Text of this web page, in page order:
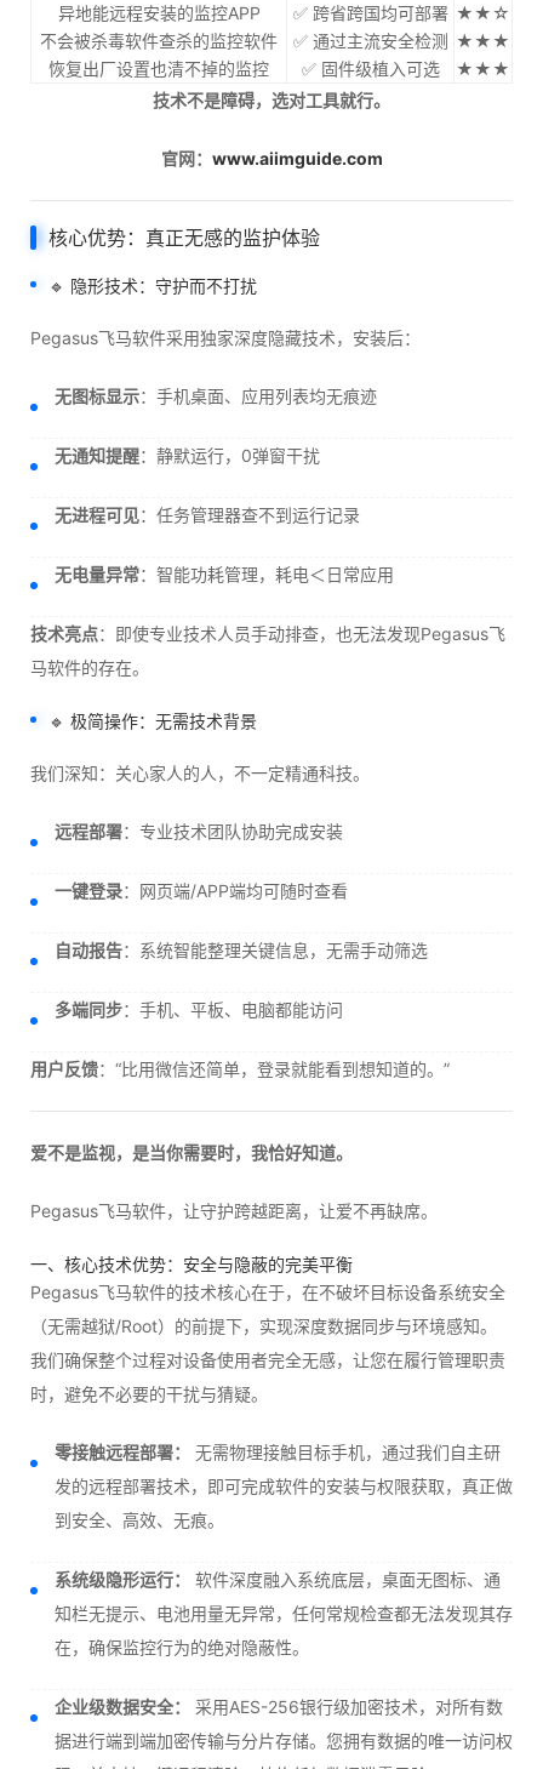
异地能远程安装的监控APP
✅ 跨省跨国均可部署 ★★☆
不会被杀毒软件查杀的监控软件
✅ 通过主流安全检测 ★★★
恢复出厂设置也清不掉的监控
✅ 固件级植入可选
★★★
技术不是障碍，选对工具就行。
官网： www.aiimguide.com
核心优势：真正无感的监护体验
🔹 隐形技术：守护而不打扰
Pegasus飞马软件采用独家深度隐藏技术，安装后：
无图标显示：手机桌面、应用列表均无痕迹
无通知提醒：静默运行，0弹窗干扰
无进程可见：任务管理器查不到运行记录
无电量异常：智能功耗管理，耗电＜日常应用
技术亮点：即使专业技术人员手动排查，也无法发现Pegasus飞
马软件的存在。
🔹 极简操作：无需技术背景
我们深知：关心家人的人，不一定精通科技。
远程部署：专业技术团队协助完成安装
一键登录：网页端/APP端均可随时查看
自动报告：系统智能整理关键信息，无需手动筛选
多端同步：手机、平板、电脑都能访问
用户反馈：“比用微信还简单，登录就能看到想知道的。”
爱不是监视，是当你需要时，我恰好知道。
Pegasus飞马软件，让守护跨越距离，让爱不再缺席。
一、核心技术优势：安全与隐蔽的完美平衡
Pegasus飞马软件的技术核心在于，在不破坏目标设备系统安全
（无需越狱/Root）的前提下，实现深度数据同步与环境感知。
我们确保整个过程对设备使用者完全无感，让您在履行管理职责
时，避免不必要的干扰与猜疑。
零接触远程部署：
无需物理接触目标手机，通过我们自主研
发的远程部署技术，即可完成软件的安装与权限获取，真正做
到安全、高效、无痕。
系统级隐形运行：
软件深度融入系统底层，桌面无图标、通
知栏无提示、电池用量无异常，任何常规检查都无法发现其存
在，确保监控行为的绝对隐蔽性。
企业级数据安全：
采用AES-256银行级加密技术，对所有数
据进行端到端加密传输与分片存储。您拥有数据的唯一访问权